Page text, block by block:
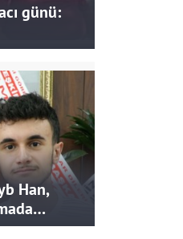
günü:
Han,